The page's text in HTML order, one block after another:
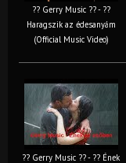
?? Gerry Music ?? - ??
Haragszik az édesanyám
(Official Music Video)
?? Gerry Music ?? - ?? Ének